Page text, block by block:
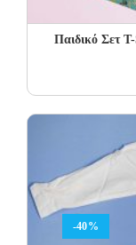
Παιδικό Σετ
-40%